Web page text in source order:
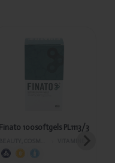
Finato 100softgels PL1113/3
VITAMINES EN SUPPLEMENTEN